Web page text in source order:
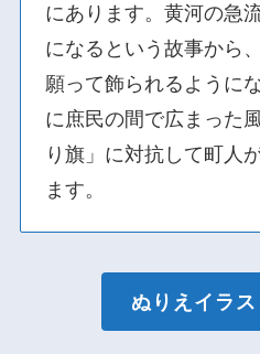
にあります。黄河の急
になるという故事から
願って飾られるように
に庶民の間で広まった
り旗」に対抗して町人
ます。
ぬりえイラ